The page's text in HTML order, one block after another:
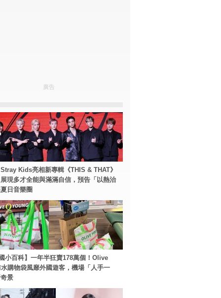
廣告
Kids亮相新專輯《THIS & THAT》
現多才全能與滿滿自信，預告「以熱治
日音樂圈
小百科】一年半狂賣178萬個！Olive
購物袋風靡外國遊客，機場「人手一
景